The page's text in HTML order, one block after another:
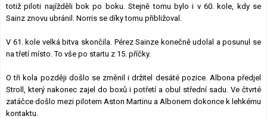
totiž piloti najížděli bok po boku. Stejně tomu bylo i v 60. kole, kdy se
Sainz znovu ubránil. Norris se díky tomu přibližoval.
V 61. kole velká bitva skončila. Pérez Sainze konečně udolal a posunul se
na třetí místo. To vše po startu z 15. příčky.
O tři kola později došlo se změnil i držitel desáté pozice. Albona předjel
Stroll, který nakonec zajel do boxů i potřetí a obul střední sadu. Ve čtvrté
zatáčce došlo mezi pilotem Aston Martinu a Albonem dokonce k lehkému
kontaktu.